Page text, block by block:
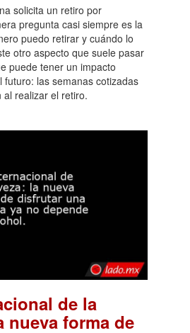
solicita un retiro por
pregunta casi siempre es la
puedo retirar y cuándo lo
otro aspecto que suele pasar
puede tener un impacto
futuro: las semanas cotizadas
realizar el retiro.
de la
nueva forma de